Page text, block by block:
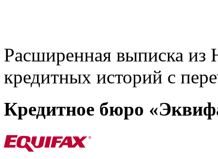
Расширенная выписка из
кредитных историй с
Кредитное бюро